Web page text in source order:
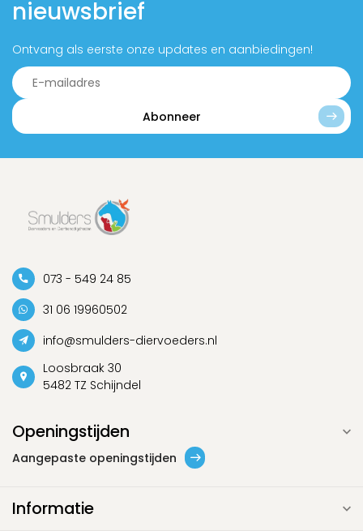
nieuwsbrief
Ontvang als eerste onze updates en aanbiedingen!
Abonneer
073 - 549 24 85
31 06 19960502
info@smulders-diervoeders.nl
Loosbraak 30
5482 TZ Schijndel
Openingstijden
Aangepaste openingstijden
Informatie